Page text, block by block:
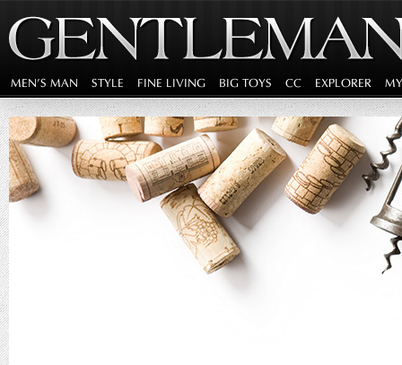
MEN'S MAN STYLE FINE LIVING BIG TOYS CC EXPLORER